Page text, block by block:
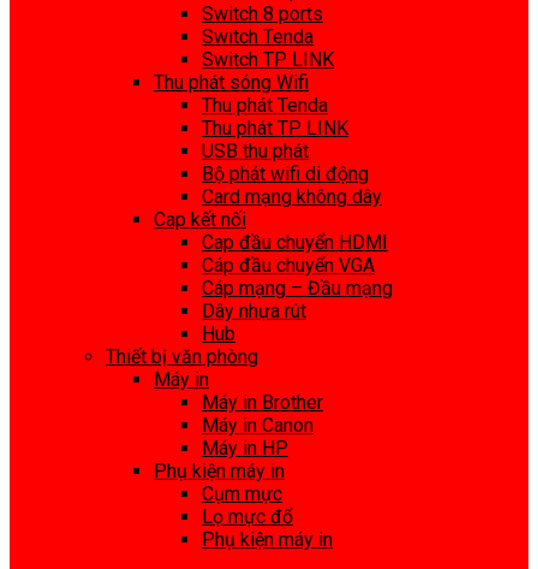
Switch 8 ports
Switch Tenda
Switch TP LINK
Thu phát sóng Wifi
Thu phát Tenda
Thu phát TP LINK
USB thu phát
Bộ phát wifi di động
Card mạng không dây
Cap kết nối
Cap đầu chuyển HDMI
Cáp đầu chuyển VGA
Cáp mạng – Đầu mạng
Dây nhựa rút
Hub
Thiết bị văn phòng
Máy in
Máy in Brother
Máy in Canon
Máy in HP
Phụ kiện máy in
Cụm mực
Lọ mực đổ
Phụ kiện máy in